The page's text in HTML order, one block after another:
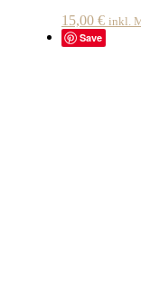
15,00 € inkl.
Save